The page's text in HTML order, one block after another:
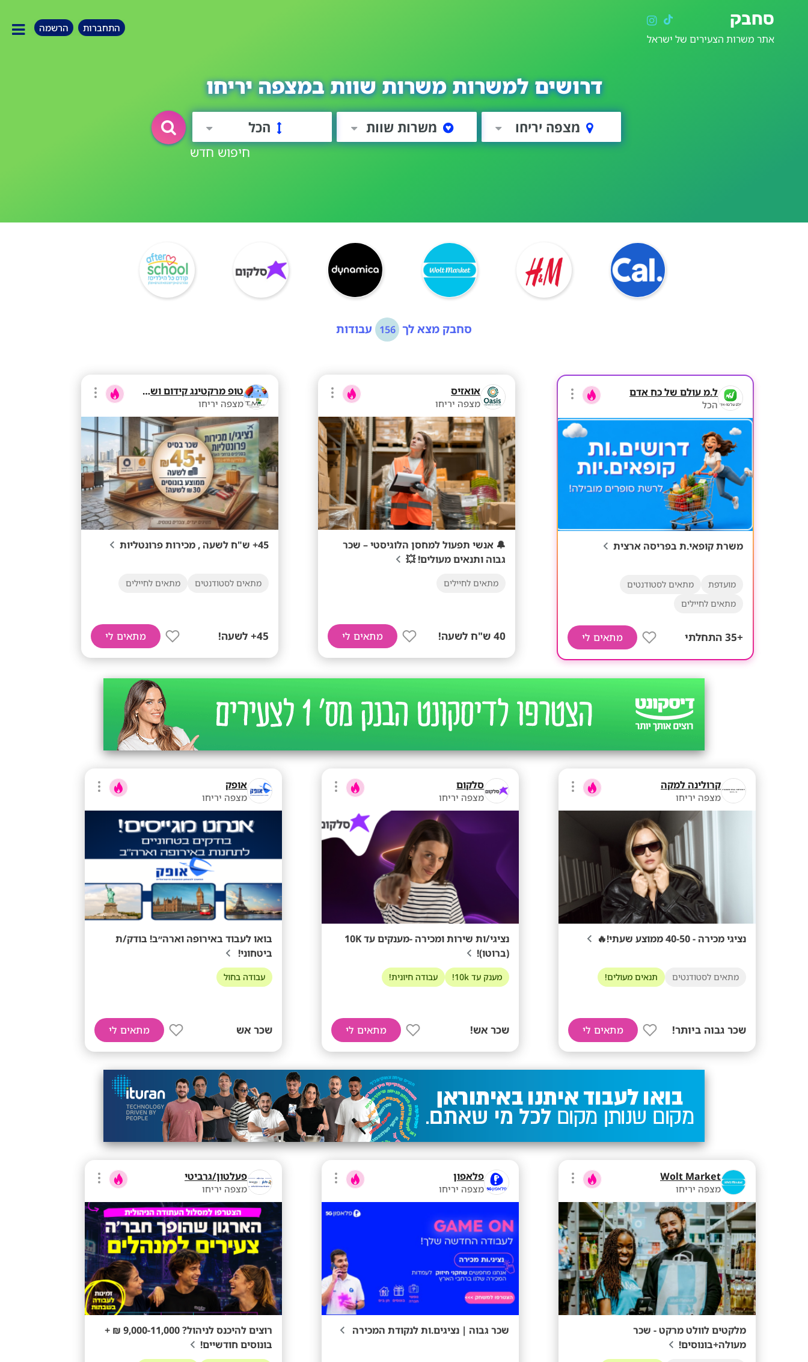
סחבק
אתר משרות הצעירים של ישראל
התחברות הרשמה
דרושים למשרות משרות שוות במצפה יריחו
מצפה יריחו משרות שוות הכל
חיפוש חדש
סחבק מצא לך 156 עבודות
ל.מ עולם של כח אדם
הכל
משרת קופאי.ת בפריסה ארצית
מועדפת
מתאים לסטודנטים
מתאים לחיילים
+35 התחלתי מתאים לי
אואזיס
מצפה יריחו
🔔 אנשי תפעול למחסן הלוגיסטי – שכר
גבוה ותנאים מעולים! 💥
מתאים לחיילים
40 ש"ח לשעה! מתאים לי
טופ מרקטינג קידום ושיווק בע"מ
מצפה יריחו
45+ ש"ח לשעה , מכירות פרונטליות
מתאים לסטודנטים מתאים לחיילים
45+ לשעה! מתאים לי
קרולינה למקה
מצפה יריחו
נציגי מכירה - 40-50 ממוצע שעתי!🔥
מתאים לסטודנטים תנאים מעולים!
שכר גבוה ביותר! מתאים לי
סלקום
מצפה יריחו
נציגי/ות שירות ומכירה -מענקים עד 10K
(ברוטו)!
מענק עד 10k! עבודה חיונית!
שכר אש! מתאים לי
אופק
מצפה יריחו
בואו לעבוד באירופה וארה״ב! בודק/ת
ביטחוני!
עבודה בחול
שכר אש מתאים לי
Wolt Market
מצפה יריחו
מלקטים לוולט מרקט - שכר
מעולה+בונוסים!
פלאפון
מצפה יריחו
שכר גבוה | נציגים.ות לנקודת המכירה
פעלטון/גרביטי
מצפה יריחו
רוצים להיכנס לניהול? 9,000-11,000 ₪ +
בונוסים חודשיים!